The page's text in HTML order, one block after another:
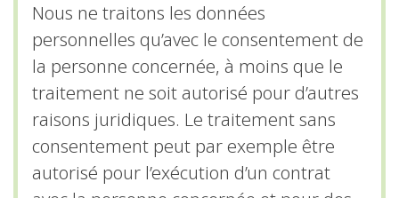
Nous ne traitons les données
personnelles qu’avec le consentement de
la personne concernée, à moins que le
traitement ne soit autorisé pour d’autres
raisons juridiques. Le traitement sans
consentement peut par exemple être
autorisé pour l’exécution d’un contrat